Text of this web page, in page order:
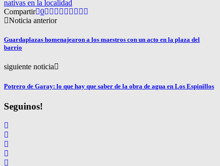
nativas en la localidad
Compartir 0
Noticia anterior
Guardaplazas homenajearon a los maestros con un acto en la plaza del
barrio
siguiente noticia
Potrero de Garay: lo que hay que saber de la obra de agua en Los Espinillos
Seguinos!